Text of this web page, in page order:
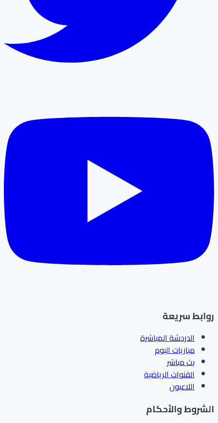
سريعة
الدردشة المباشرة
مباريات اليوم
بث مباشر
القنوات الرياضية
اللاعبون
والأحكام